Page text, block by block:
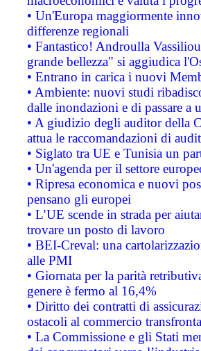
• Un'Europa maggiormente
differenze regionali
• Fantastico! Androulla
grande bellezza" si aggiudica
• Entrano in carica i nuovi
• Ambiente: nuovi studi
dalle inondazioni e di passare a
• A giudizio degli auditor della
attua le raccomandazioni di
• Siglato tra UE e Tunisia un
• Un'agenda per il settore
• Ripresa economica e nuovi
pensano gli europei
• L’UE scende in strada per
trovare un posto di lavoro
• BEI-Creval: una
alle PMI
• Giornata per la parità
genere è fermo al 16,4%
• Diritto dei contratti di
ostacoli al commercio
• La Commissione e gli Stati